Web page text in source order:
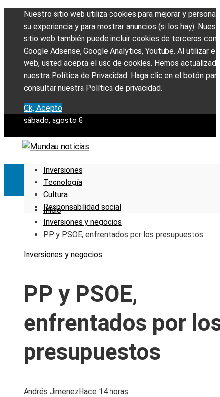
Nuestro sitio web utiliza cookies para mejorar y
su experiencia y para mostrar anuncios (si los hay).
sitio web también puede incluir cookies de terceros
Google Adsense, Google Analytics, Youtube. Al utilizar el
web, usted acepta el uso de cookies. Hemos actualizado
nuestra Política de Privacidad. Haga clic en el botón para
consultar nuestra Política de privacidad.
Ok, Acepto
sábado, agosto 8
Inversiones
Tecnología
Cultura
Responsabilidad social
Inicio
Inversiones y negocios
PP y PSOE, enfrentados por los presupuestos
Inversiones y negocios
PP y PSOE,
enfrentados por
presupuestos
Andrés Jimenez Hace 14 horas